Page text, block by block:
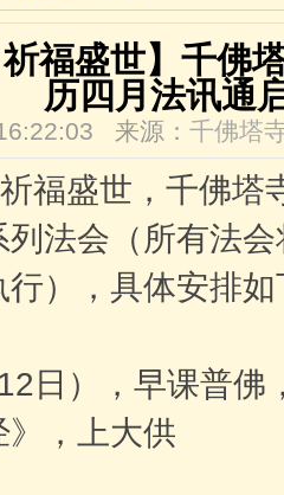
祈福盛世】千佛
历四月法讯通
来源： 千佛塔
福盛世，千佛塔
法会（所有法
行），具体安排如
日），早课普佛
，上大供